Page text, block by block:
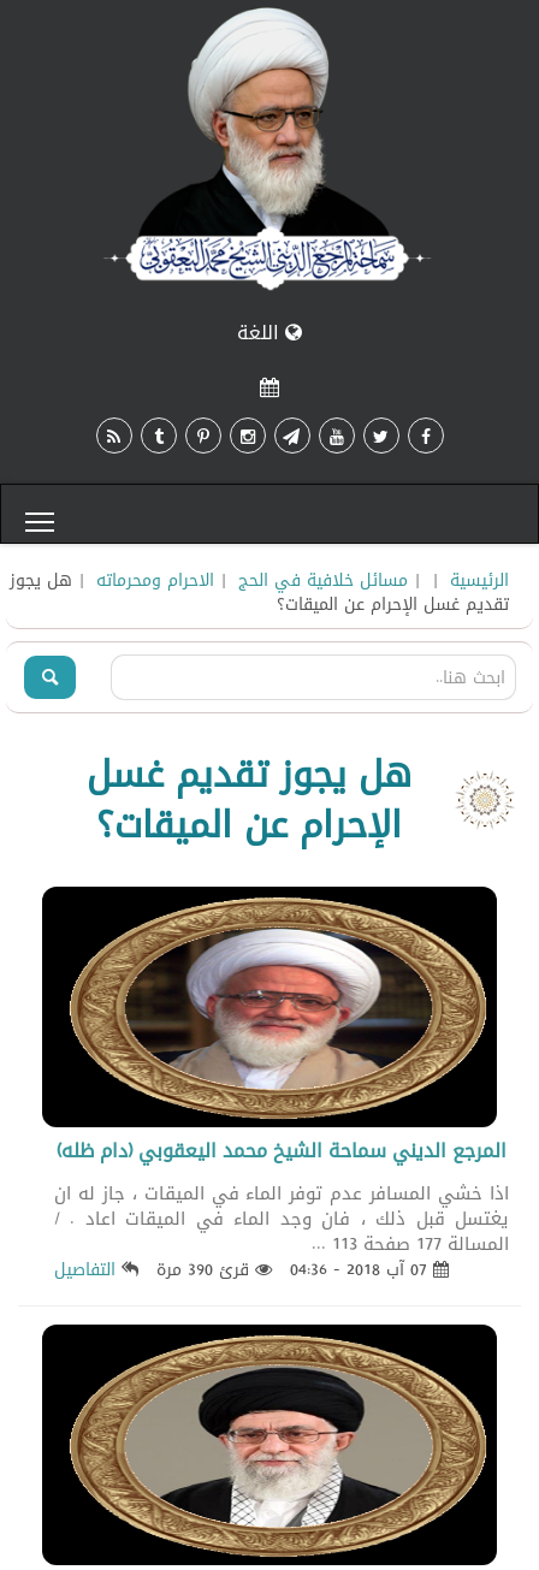
اللغة
الرئيسية |
| مسائل خلافية في الحج | الاحرام ومحرماته | هل يجوز
تقديم غسل الإحرام عن الميقات؟
هل يجوز تقديم غسل
الإحرام عن الميقات؟
المرجع الديني سماحة الشيخ محمد اليعقوبي (دام ظله)
اذا خشي المسافر عدم توفر الماء في الميقات ، جاز له ان
يغتسل قبل ذلك ، فان وجد الماء في الميقات اعاد . /
المسالة 177 صفحة 113 ...
قرئ 390 مرة التفاصيل